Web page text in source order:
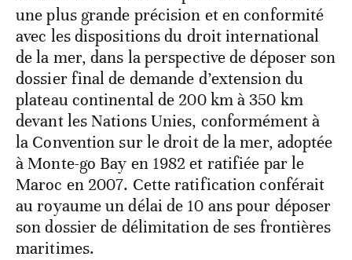
une plus grande précision et en conformité
avec les dispositions du droit international
de la mer, dans la perspective de déposer son
dossier final de demande d’extension du
plateau continental de 200 km à 350 km
devant les Nations Unies, conformément à
la Convention sur le droit de la mer, adoptée
à Monte-go Bay en 1982 et ratifiée par le
Maroc en 2007. Cette ratification conférait
au royaume un délai de 10 ans pour déposer
son dossier de délimitation de ses frontières
maritimes.